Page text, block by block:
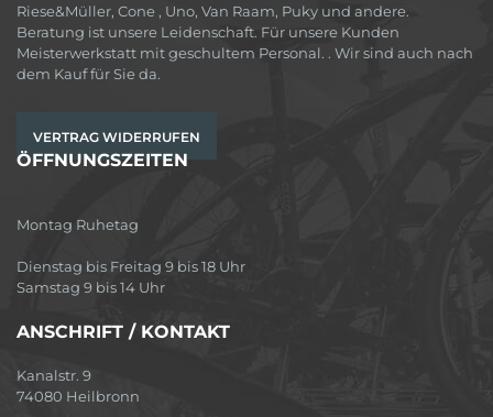
Riese&Müller, Cone , Uno, Van Raam, Puky und andere.
Beratung ist unsere Leidenschaft. Für unsere Kunden
Meisterwerkstatt mit geschultem Personal. . Wir sind auch nach
dem Kauf für Sie da.
VERTRAG WIDERRUFEN
ÖFFNUNGSZEITEN
Montag Ruhetag
Dienstag bis Freitag 9 bis 18 Uhr
Samstag 9 bis 14 Uhr
ANSCHRIFT / KONTAKT
Kanalstr. 9
74080 Heilbronn